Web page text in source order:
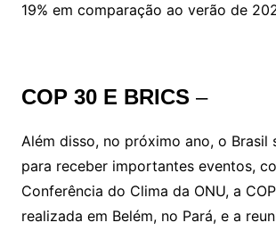
19% em comparação ao verão de
COP 30 E BRICS –
Além disso, no próximo ano, o Brasil
para receber importantes eventos,
Conferência do Clima da ONU, a
realizada em Belém, no Pará, e a